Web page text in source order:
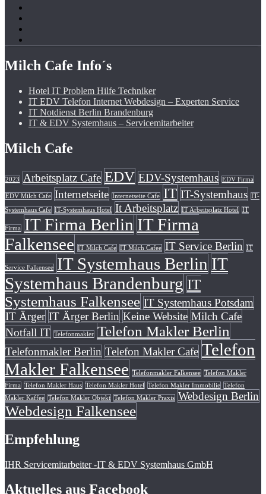
Milch Cafe Info´s
Hotel IT Problem Hilfe Techniker
IT EDV Telefon Internet Webdesign – Experten Service
IT Notdienst Berlin Brandenburg
IT & EDV Systemhaus – Servicemitarbeiter
Milch Cafe
2023 Arbeitsplatz Cafe EDV EDV-Systemhaus EDV Firma
EDV Milch Cafe Internetseite Internetseite Cafe IT IT-Systemhaus IT-
Systemhaus Cafe IT-Systemhaus Hotel It Arbeitsplatz IT Arbeitsplatz Hotel IT
Firma IT Firma Berlin IT Firma
Falkensee
IT Milch Cafe IT Milch Cafee IT Service Berlin IT
Service Falkensee IT Systemhaus Berlin IT
Systemhaus Brandenburg IT
Systemhaus Falkensee IT Systemhaus Potsdam
IT Ärger IT Ärger Berlin Keine Website Milch Cafe
Notfall IT Telefonmakler Telefon Makler Berlin
Telefonmakler Berlin Telefon Makler Cafe Telefon
Makler Falkensee
Telefonmakler Falkensee Telefon Makler
Firma
Telefon Makler Haus Telefon Makler Hotel Telefon Makler Immobilie Telefon
Makler Kaffee Telefon Makler Objekt Telefon Makler Praxis Webdesign Berlin
Webdesign Falkensee
Empfehlung
IHR Servicemitarbeiter -IT & EDV Systemhaus GmbH
Aktuelles aus Facebook